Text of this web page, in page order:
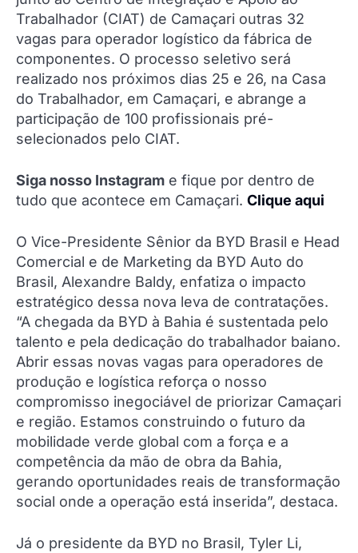
Trabalhador (CIAT) de Camaçari outras 32
vagas para operador logístico da fábrica de
componentes. O processo seletivo será
realizado nos próximos dias 25 e 26, na Casa
do Trabalhador, em Camaçari, e abrange a
participação de 100 profissionais pré-
selecionados pelo CIAT.
Siga nosso Instagram e fique por dentro de
tudo que acontece em Camaçari. Clique aqui
O Vice-Presidente Sênior da BYD Brasil e Head
Comercial e de Marketing da BYD Auto do
Brasil, Alexandre Baldy, enfatiza o impacto
estratégico dessa nova leva de contratações.
“A chegada da BYD à Bahia é sustentada pelo
talento e pela dedicação do trabalhador baiano.
Abrir essas novas vagas para operadores de
produção e logística reforça o nosso
compromisso inegociável de priorizar Camaçari
e região. Estamos construindo o futuro da
mobilidade verde global com a força e a
competência da mão de obra da Bahia,
gerando oportunidades reais de transformação
social onde a operação está inserida”, destaca.
Já o presidente da BYD no Brasil, Tyler Li,